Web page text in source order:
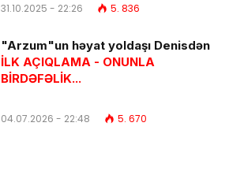
31.10.2025 - 22:26 5. 836
"Arzum"un həyat yoldaşı Denisdən
İLK AÇIQLAMA - ONUNLA
BİRDƏFƏLİK...
04.07.2026 - 22:48 5. 670